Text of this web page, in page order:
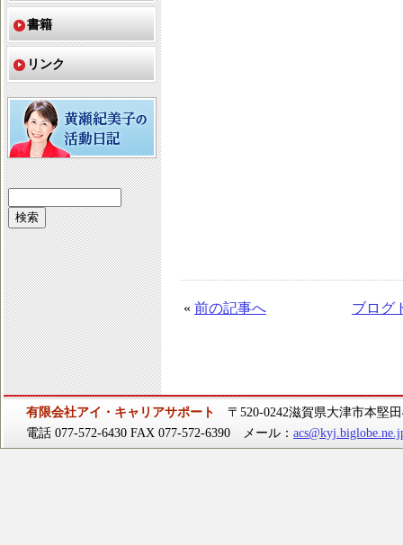
« 前の記事へ ブログ
書籍
リンク
有限会社アイ・キャリアサポート
〒520-0242滋賀県大津市本堅
電話 077-572-6430 FAX 077-572-6390 メール：